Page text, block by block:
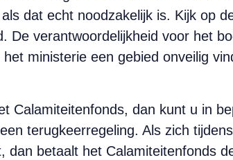
dat echt noodzakelijk is. Kijk op
De verantwoordelijkheid voor het
ministerie een gebied onveilig
Calamiteitenfonds, dan kunt u in
terugkeerregeling. Als zich
dan betaalt het Calamiteitenfonds